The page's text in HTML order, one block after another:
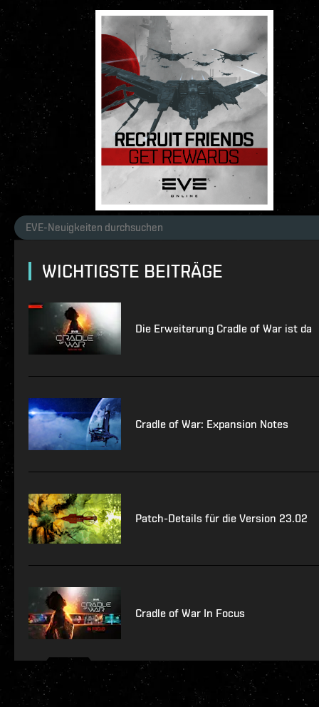
WICHTIGSTE BEITRÄGE
Die Erweiterung Cradle of War ist da
Cradle of War: Expansion Notes
Patch-Details für die Version 23.02
Cradle of War In Focus